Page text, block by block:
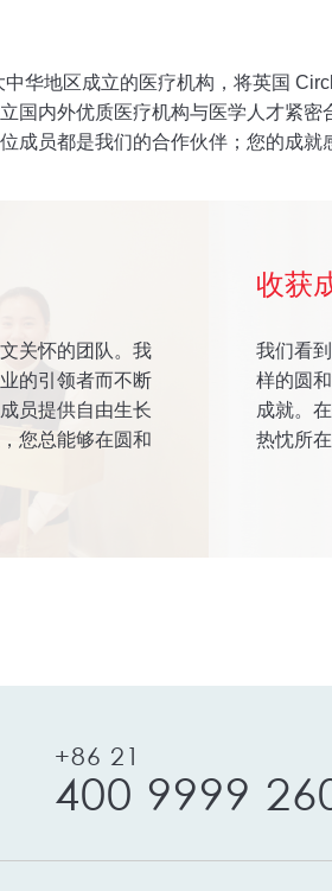
华地区成立的医疗机构，将英国
国内外优质医疗机构与医学人才紧
成员都是我们的合作伙伴；您的成就
关怀的团队。我
的引领者而不断
员提供自由生长
您总能够在圆和
收获
我们看
样的圆
成就。
热忱所
+86 21
400 9999